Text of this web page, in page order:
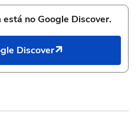
no Google Discover.
Discover